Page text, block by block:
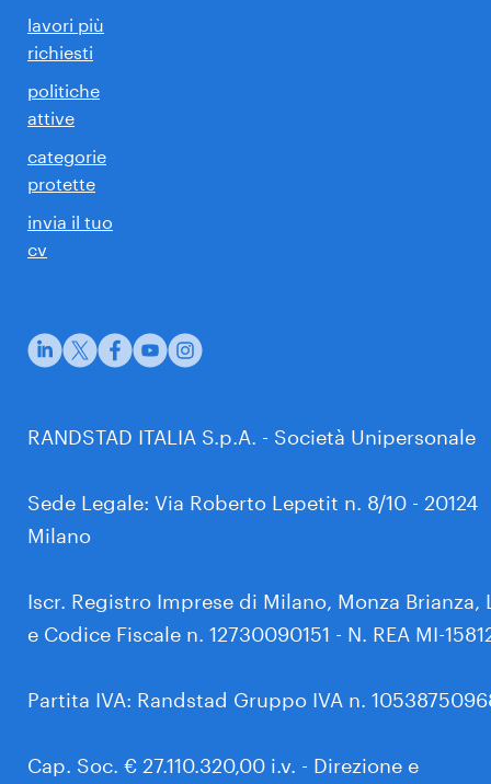
lavori più
richiesti
politiche
attive
categorie
protette
invia il tuo
cv
RANDSTAD ITALIA S.p.A. - Società Unipersonale
Sede Legale: Via Roberto Lepetit n. 8/10 - 20124
Milano
Iscr. Registro Imprese di Milano, Monza Brianza,
e Codice Fiscale n. 12730090151 - N. REA MI-
Partita IVA: Randstad Gruppo IVA n.
Cap. Soc. € 27.110.320,00 i.v. - Direzione e